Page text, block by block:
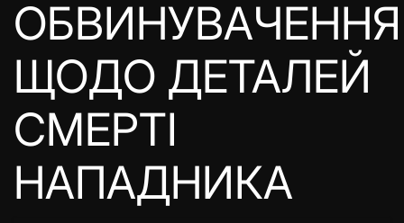
ОБВИНУВАЧЕННЯ
ЩОДО ДЕТАЛЕЙ
СМЕРТІ
НАПАДНИКА